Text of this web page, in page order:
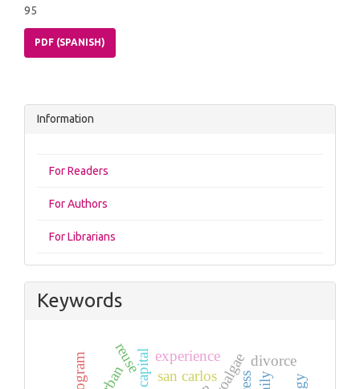
95
PDF (SPANISH)
Information
For Readers
For Authors
For Librarians
Keywords
san carlos
experience divorce
reuse